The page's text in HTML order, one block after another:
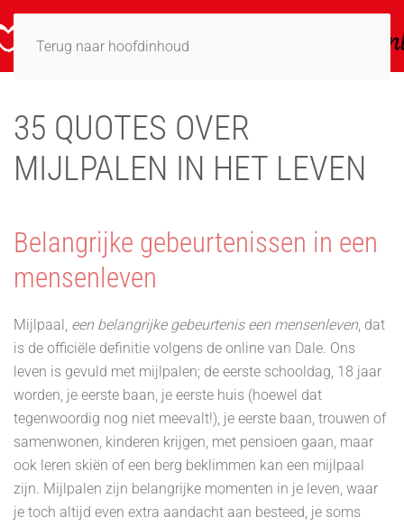
Terug naar hoofdinhoud
35 QUOTES OVER
MIJLPALEN IN HET LEVEN
Belangrijke gebeurtenissen in een
mensenleven
Mijlpaal, een belangrijke gebeurtenis een mensenleven, dat
is de officiële definitie volgens de online van Dale. Ons
leven is gevuld met mijlpalen; de eerste schooldag, 18 jaar
worden, je eerste baan, je eerste huis (hoewel dat
tegenwoordig nog niet meevalt!), je eerste baan, trouwen of
samenwonen, kinderen krijgen, met pensioen gaan, maar
ook leren skiën of een berg beklimmen kan een mijlpaal
zijn. Mijlpalen zijn belangrijke momenten in je leven, waar
je toch altijd even extra aandacht aan besteed, je soms